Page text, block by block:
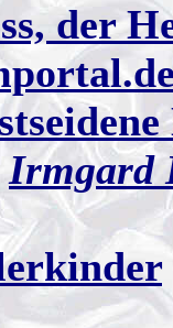
der
Irmgard